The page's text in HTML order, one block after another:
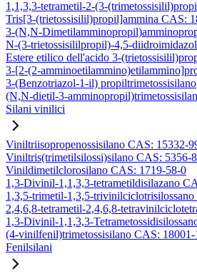
1,1,3,3-tetrametil-2-(3-
Tris[3-(trietossisilil)propil]ammina CAS:
3-(N,N-
N-(3-trietossisililpropil)-4,5-
Estere etilico dell'acido 3-
3-[2-(2-
3-(Benzotriazol-1-il) propiltrimetossisilano
(N,N-dietil-3-
Silani vinilici
Viniltriisopropenossisilano CAS: 15332-
Viniltris(trimetilsilossi)silano CAS: 5356-
Vinildimetilclorosilano CAS: 1719-58-0
1,3-Divinil-1,1,3,3-tetrametildisilazano
1,3,5-trimetil-1,3,5-
2,4,6,8-tetrametil-2,4,6,8-
1,3-Divinil-1,1,3,3-
(4-vinilfenil)trimetossisilano CAS: 18001-
Fenilsilani